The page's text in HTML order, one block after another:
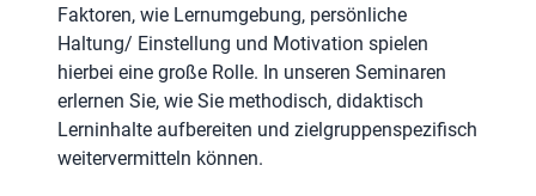
Faktoren, wie Lernumgebung, persönliche
Haltung/ Einstellung und Motivation spielen
hierbei eine große Rolle. In unseren Seminaren
erlernen Sie, wie Sie methodisch, didaktisch
Lerninhalte aufbereiten und zielgruppenspezifisch
weitervermitteln können.